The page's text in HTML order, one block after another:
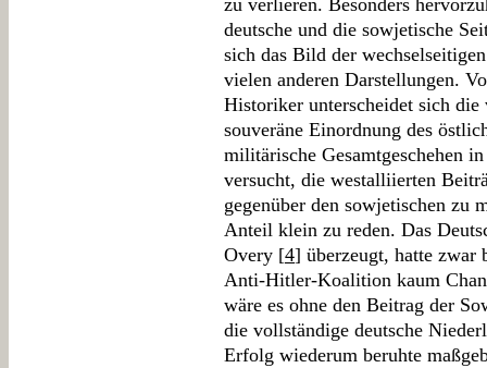
zu verlieren. Besonders
deutsche und die sowjetische
sich das Bild der
vielen anderen Darstellungen.
Historiker unterscheidet sich
souveräne Einordnung des
militärische Gesamtgeschehen
versucht, die westalliierten
gegenüber den sowjetischen zu
Anteil klein zu reden. Das
Overy [4] überzeugt, hatte zwar
Anti-Hitler-Koalition kaum
wäre es ohne den Beitrag der
die vollständige deutsche
Erfolg wiederum beruhte